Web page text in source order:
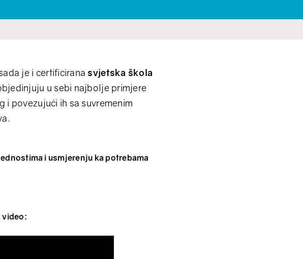
je i certificirana svjetska škola
u sebi najbolje primjere
i povezujući ih sa suvremenim
i usmjerenju ka potrebama
video: